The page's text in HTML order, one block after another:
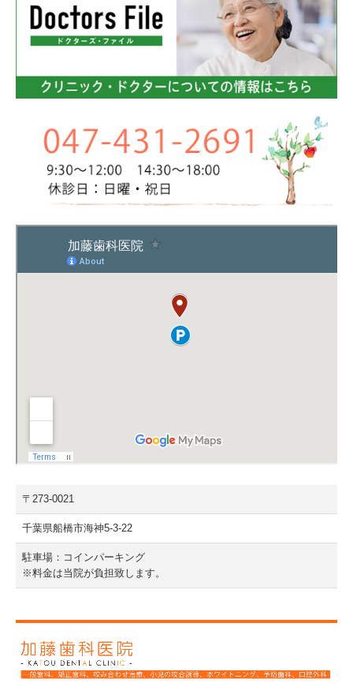
〒273-0021
千葉県船橋市海神5-3-22
駐車場：コインパーキング
※料金は当院が負担致します。